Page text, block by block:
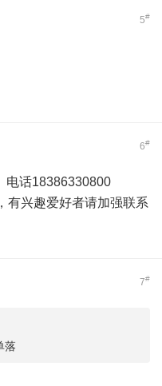
5#
6#
电话18386330800
有兴趣爱好者请加强联系
7#
落